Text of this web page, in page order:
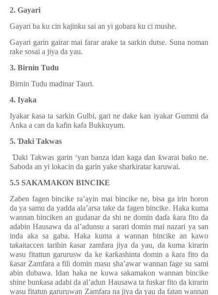
2. Gayari
Gayari ba ku cin kajinku sai an yi gobara ku ci mushe.
Gayari garin gairar mai farar arake ta sarkin dutse. Suna noman
rake sosai a jiya da yau.
3. Birnin Tudu
Birnin Tudu madinar Tauri.
4. Iyaka
Iyakar ƙasa ta sarkin Gulbi, gari ne dake kan iyakar Gummi da
Anka a can da kafin kafa Bukkuyum.
5. Ɗaki Takwas
Ɗaki Takwas garin ‘yan banza idan kagaɗan ƙwarai baƙo ne.
Saboda an yi lokacin da garin yake sharkiratar karuwai.
5.5 SAKAMAKON BINCIKE
Zaɓen fagen bincike ra’ayin mai bincike ne, bisa ga irin horon
da ya samu da yadda ala’arsa take da fagen bincike. Haka kuma
wannan binciken an gudanar da shi ne domin daɗa ƙara fito da
adabin Hausawa da al’adunsu a sarari domin mai nazari ya san
inda aka sa gaba. Haka kuma a wannan bincike an kawo
taƙaitaccen tarihin ƙasar zamfara jiya da yau, da kuma kirarin
wasu fitattun garurusw da ke ƙarƙashinta domin a ƙara fito da
ƙasar Zamfara a fili domin masu sha’awar wannan fage su sami
abin dubawa. Idan haka ne kuwa sakamakon wannan bincike
shine bunƙasa adabi da al’adun Hausawa ta fuskar fito da kirarin
wasu fitatun garuruwan Zamfara na jiya da yau da fatan wannan